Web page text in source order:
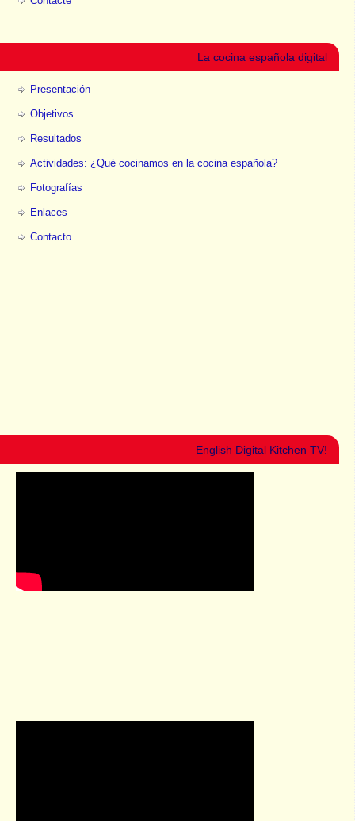
La cocina española digital
Presentación
Objetivos
Resultados
Actividades: ¿Qué cocinamos en la cocina española?
Fotografías
Enlaces
Contacto
English Digital Kitchen TV!